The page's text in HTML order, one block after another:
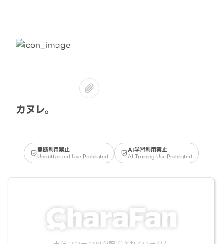
カヌレ。
無断利用禁止
Unauthorized Use Prohibited
AI学習利用禁止
AI Training Use Prohibited